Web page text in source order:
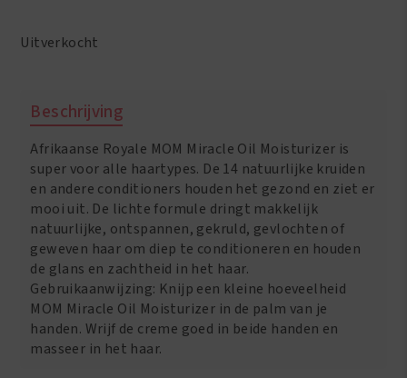
€7.95.
Uitverkocht
Beschrijving
Afrikaanse Royale MOM Miracle Oil Moisturizer is
super voor alle haartypes. De 14 natuurlijke kruiden
en andere conditioners houden het gezond en ziet er
mooi uit. De lichte formule dringt makkelijk
natuurlijke, ontspannen, gekruld, gevlochten of
geweven haar om diep te conditioneren en houden
de glans en zachtheid in het haar.
Gebruikaanwijzing: Knijp een kleine hoeveelheid
MOM Miracle Oil Moisturizer in de palm van je
handen. Wrijf de creme goed in beide handen en
masseer in het haar.